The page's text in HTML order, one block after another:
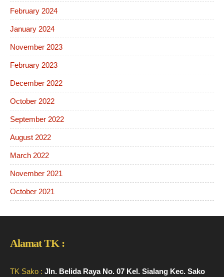
February 2024
January 2024
November 2023
February 2023
December 2022
October 2022
September 2022
August 2022
March 2022
November 2021
October 2021
Alamat TK :
TK Sako : Jln. Belida Raya No. 07 Kel. Sialang Kec. Sako